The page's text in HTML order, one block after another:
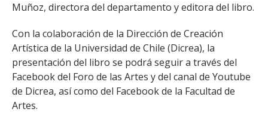
Muñoz, directora del departamento y editora del libro.
Con la colaboración de la Dirección de Creación
Artística de la Universidad de Chile (Dicrea), la
presentación del libro se podrá seguir a través del
Facebook del Foro de las Artes y del canal de Youtube
de Dicrea, así como del Facebook de la Facultad de
Artes.